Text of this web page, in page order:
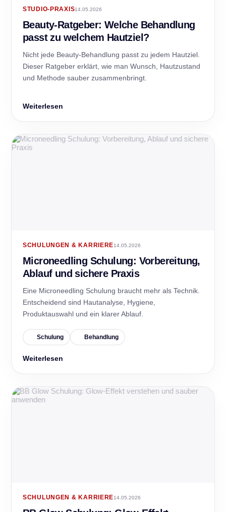
STUDIO-PRAXIS14.05.2026
Beauty-Ratgeber: Welche Behandlung
passt zu welchem Hautziel?
Nicht jede Beauty-Behandlung passt zu jedem Hautziel.
Dieser Ratgeber erklärt, wie man Wunsch, Hautzustand
und Methode sauber zusammenbringt.
Weiterlesen
SCHULUNGEN & KARRIERE14.05.2026
Microneedling Schulung: Vorbereitung,
Ablauf und sichere Praxis
Eine Microneedling Schulung braucht mehr als Technik.
Entscheidend sind Hautanalyse, Hygiene,
Produktauswahl und ein klarer Ablauf.
Schulung Behandlung
Weiterlesen
SCHULUNGEN & KARRIERE14.05.2026